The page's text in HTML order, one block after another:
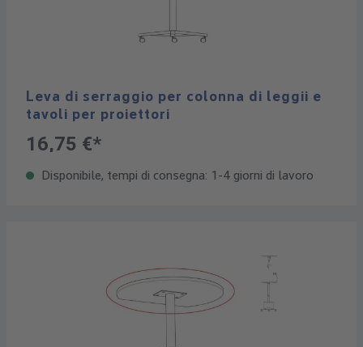
Leva di serraggio per colonna di leggii e
tavoli per proiettori
16,75 €*
Disponibile, tempi di consegna: 1-4 giorni di lavoro